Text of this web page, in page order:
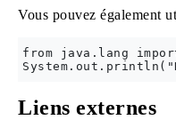
Vous pouvez également
from java.lang
Liens externes